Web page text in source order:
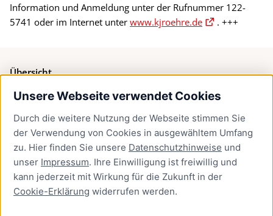
Unsere Webseite verwendet Cookies
Durch die weitere Nutzung der Webseite stimmen Sie
der Verwendung von Cookies in ausgewähltem Umfang
zu. Hier finden Sie unsere Datenschutzhinweise und
unser Impressum. Ihre Einwilligung ist freiwillig und
kann jederzeit mit Wirkung für die Zukunft in der
Cookie-Erklärung widerrufen werden.
Information und Anmeldung unter der Rufnummer 122-
5741 oder im Internet unter www.kjroehre.de . +++
Übersicht
Bürgerservice
Presse
Newsletter Lübeck:kompakt
Kontakt
Kontakt